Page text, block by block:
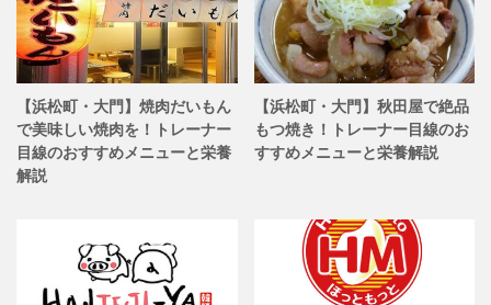
【浜松町・大門】焼肉だいもん
で美味しい焼肉を！トレーナー
目線のおすすめメニューと栄養
解説
【浜松町・大門】秋田屋で絶品
もつ焼き！トレーナー目線のお
すすめメニューと栄養解説